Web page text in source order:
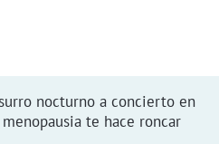
nocturno a concierto en
te hace roncar